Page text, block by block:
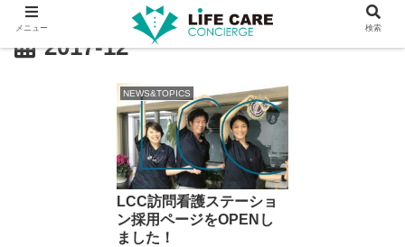
2017-12
NEWS&TOPICS
LCC訪問看護ステーショ
ン採用ページをOPENし
ました！
メニュー 検索